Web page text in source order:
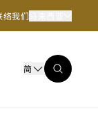
络我们
简